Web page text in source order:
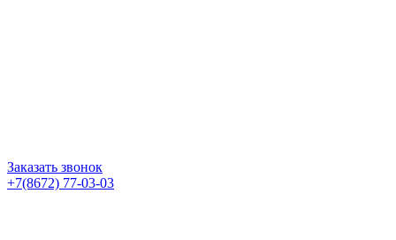
Заказать звонок
+7(8672) 77-03-03